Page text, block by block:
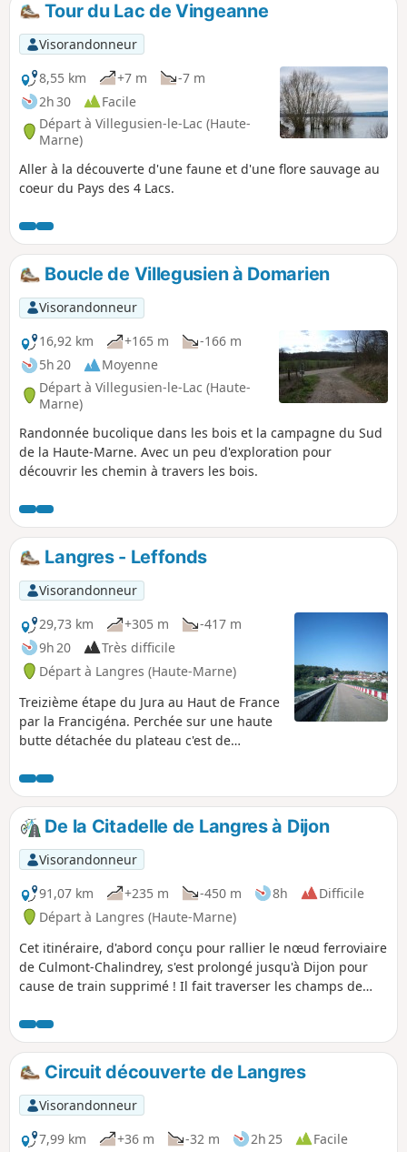
Tour du Lac de Vingeanne
Visorandonneur
8,55 km
+7 m
-7 m
2h 30
Facile
Départ à Villegusien-le-Lac (Haute-
Marne)
Aller à la découverte d'une faune et d'une flore sauvage au
coeur du Pays des 4 Lacs.
Boucle de Villegusien à Domarien
Visorandonneur
16,92 km
+165 m
-166 m
5h 20
Moyenne
Départ à Villegusien-le-Lac (Haute-
Marne)
Randonnée bucolique dans les bois et la campagne du Sud
de la Haute-Marne. Avec un peu d'exploration pour
découvrir les chemin à travers les bois.
Langres - Leffonds
Visorandonneur
29,73 km
+305 m
-417 m
9h 20
Très difficile
Départ à Langres (Haute-Marne)
Treizième étape du Jura au Haut de France
par la Francigéna. Perchée sur une haute
butte détachée du plateau c'est de
remparts, que cette étape débute pour
traverser le bassin versant de la Marne
dont les eaux alimentent la Manche. Puis
nous longeons le joli Lac de la Mouche où
vous apprécierez l'ombre offerte par les
arbres qui l'entourent. En fin de parcours,
c'est par le Chemin des Templiers que
nous arrivons à Leffonds, village qui aurait
été créé par des religieux de Mormant.
De la Citadelle de Langres à Dijon
Visorandonneur
91,07 km
+235 m -450 m 8h
Difficile
Départ à Langres (Haute-Marne)
Cet itinéraire, d'abord conçu pour rallier le nœud ferroviaire
de Culmont-Chalindrey, s'est prolongé jusqu'à Dijon pour
cause de train supprimé ! Il fait traverser les champs de
Tille reconverties en étangs davantage fréquentés par les
pêcheurs que par les touristes.
Circuit découverte de Langres
Visorandonneur
7,99 km
+36 m -32 m 2h 25
Facile